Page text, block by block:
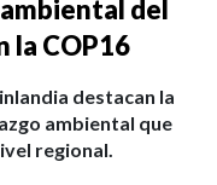
del
la COP16
destacan la
ambiental que
regional.